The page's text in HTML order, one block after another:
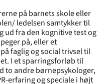
på barnets skole eller
ledelsen samtykker til
ud fra den kognitive test og
på, eller et
faglig og social trivsel til
I et sparringsforløb til
to andre børnepsykologer,
erfaring og speciale i højt